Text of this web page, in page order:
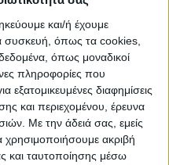
και/ή έχουμε
συσκευή, όπως τα cookies,
όπως μοναδικοί
πληροφορίες που
εξατομικευμένες διαφημίσεις
και περιεχομένου, έρευνα
Με την άδειά σας, εμείς
χρησιμοποιήσουμε ακριβή
και ταυτοποίησης μέσω
σε εμπόλεμες
ψυχής